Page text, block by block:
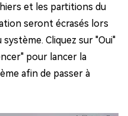
et les partitions du
seront écrasés lors
Cliquez sur "Oui"
pour lancer la
afin de passer à